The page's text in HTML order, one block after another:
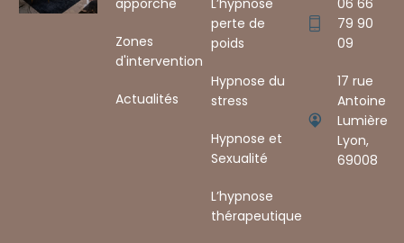
Zones
d'intervention
Actualités
perte de
poids
Hypnose du
stress
Hypnose et
Sexualité
L’hypnose
thérapeutique
79 90
09
17 rue
Antoine
Lumière
Lyon,
69008 ​